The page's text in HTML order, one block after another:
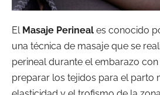
El Masaje Perineal es conocido
una técnica de masaje que se
perineal durante el embarazo
preparar los tejidos para el parto